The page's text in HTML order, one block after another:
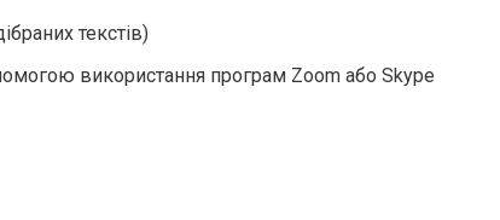
текстів)
використання програм Zoom або Skype